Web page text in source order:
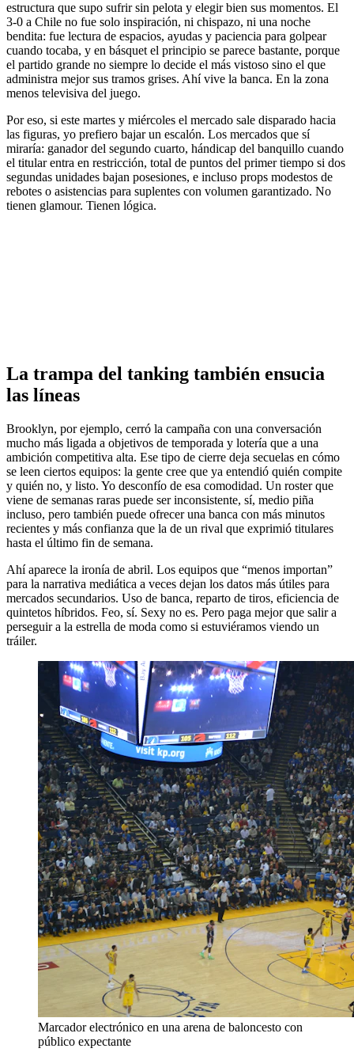
estructura que supo sufrir sin pelota y elegir bien sus momentos. El
3-0 a Chile no fue solo inspiración, ni chispazo, ni una noche
bendita: fue lectura de espacios, ayudas y paciencia para golpear
cuando tocaba, y en básquet el principio se parece bastante, porque
el partido grande no siempre lo decide el más vistoso sino el que
administra mejor sus tramos grises. Ahí vive la banca. En la zona
menos televisiva del juego.
Por eso, si este martes y miércoles el mercado sale disparado hacia
las figuras, yo prefiero bajar un escalón. Los mercados que sí
miraría: ganador del segundo cuarto, hándicap del banquillo cuando
el titular entra en restricción, total de puntos del primer tiempo si dos
segundas unidades bajan posesiones, e incluso props modestos de
rebotes o asistencias para suplentes con volumen garantizado. No
tienen glamour. Tienen lógica.
La trampa del tanking también ensucia
las líneas
Brooklyn, por ejemplo, cerró la campaña con una conversación
mucho más ligada a objetivos de temporada y lotería que a una
ambición competitiva alta. Ese tipo de cierre deja secuelas en cómo
se leen ciertos equipos: la gente cree que ya entendió quién compite
y quién no, y listo. Yo desconfío de esa comodidad. Un roster que
viene de semanas raras puede ser inconsistente, sí, medio piña
incluso, pero también puede ofrecer una banca con más minutos
recientes y más confianza que la de un rival que exprimió titulares
hasta el último fin de semana.
Ahí aparece la ironía de abril. Los equipos que “menos importan”
para la narrativa mediática a veces dejan los datos más útiles para
mercados secundarios. Uso de banca, reparto de tiros, eficiencia de
quintetos híbridos. Feo, sí. Sexy no es. Pero paga mejor que salir a
perseguir a la estrella de moda como si estuviéramos viendo un
tráiler.
Marcador electrónico en una arena de baloncesto con
público expectante